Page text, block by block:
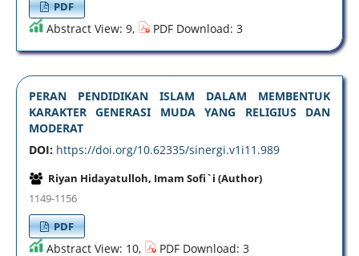
PDF
Abstract View: 9, PDF Download: 3
PERAN PENDIDIKAN ISLAM DALAM MEMBENTUK
KARAKTER GENERASI MUDA YANG RELIGIUS DAN
MODERAT
DOI: https://doi.org/10.62335/sinergi.v1i11.989
Riyan Hidayatulloh, Imam Sofi`i (Author)
1149-1156
PDF
Abstract View: 10, PDF Download: 3